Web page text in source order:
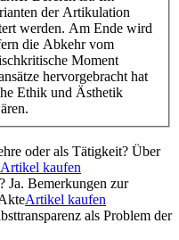
der Artikulation
werden. Am Ende wird
die Abkehr vom
Moment
hervorgebracht hat
Ethik und Ästhetik
oder als Tätigkeit? Über
Artikel kaufen
Ja. Bemerkungen zur
Artikel kaufen
als Problem der